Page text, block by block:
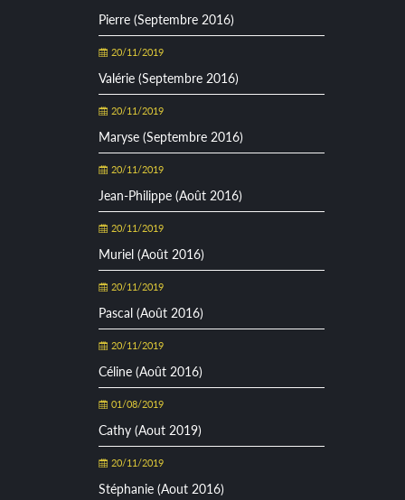
Pierre (Septembre 2016)
20/11/2019
Valérie (Septembre 2016)
20/11/2019
Maryse (Septembre 2016)
20/11/2019
Jean-Philippe (Août 2016)
20/11/2019
Muriel (Août 2016)
20/11/2019
Pascal (Août 2016)
20/11/2019
Céline (Août 2016)
01/08/2019
Cathy (Aout 2019)
20/11/2019
Stéphanie (Aout 2016)